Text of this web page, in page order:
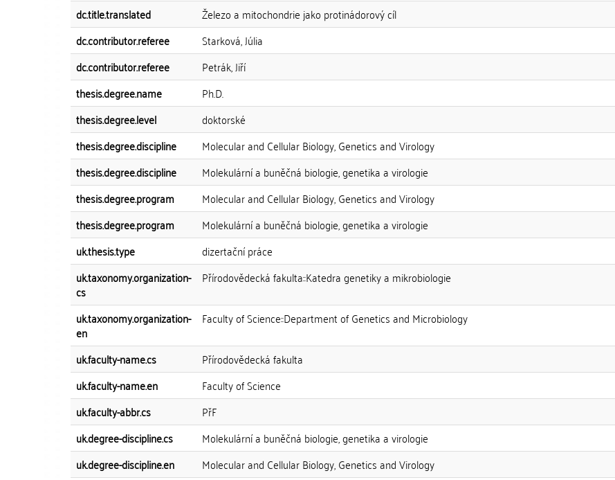
dc.title.translated
Železo a mitochondrie jako protinádorový cíl
dc.contributor.referee
Starková, Júlia
dc.contributor.referee
Petrák, Jiří
thesis.degree.name
Ph.D.
thesis.degree.level
doktorské
thesis.degree.discipline
Molecular and Cellular Biology, Genetics and Virology
thesis.degree.discipline
Molekulární a buněčná biologie, genetika a virologie
thesis.degree.program
Molecular and Cellular Biology, Genetics and Virology
thesis.degree.program
Molekulární a buněčná biologie, genetika a virologie
uk.thesis.type
dizertační práce
uk.taxonomy.organization-
cs
Přírodovědecká fakulta::Katedra genetiky a mikrobiologie
uk.taxonomy.organization-
en
Faculty of Science::Department of Genetics and Microbiology
uk.faculty-name.cs Přírodovědecká fakulta
uk.faculty-name.en
Faculty of Science
uk.faculty-abbr.cs
PřF
uk.degree-discipline.cs
Molekulární a buněčná biologie, genetika a virologie
uk.degree-discipline.en
Molecular and Cellular Biology, Genetics and Virology